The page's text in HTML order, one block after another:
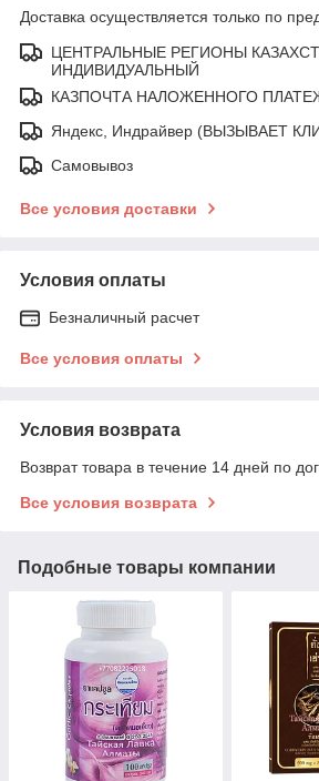
Доставка осуществляется только по
ЦЕНТРАЛЬНЫЕ РЕГИОНЫ
ИНДИВИДУАЛЬНЫЙ
КАЗПОЧТА НАЛОЖЕННОГО
Яндекс, Индрайвер (ВЫЗЫВАЕТ
Самовывоз
Все условия доставки
Условия оплаты
Безналичный расчет
Все условия оплаты
Условия возврата
Возврат товара в течение 14 дней по
Все условия возврата
Подобные товары компании